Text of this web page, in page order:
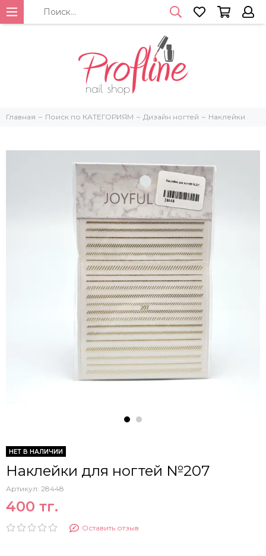
Главная Поиск по КАТЕГОРИЯМ Дизайн ногтей Наклейки
НЕТ В НАЛИЧИИ
Наклейки для ногтей №207
Артикул: 28448
400 тг.
Оставить отзыв